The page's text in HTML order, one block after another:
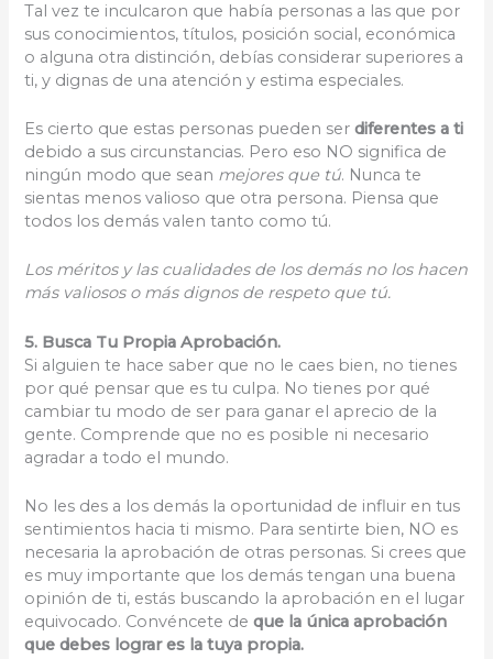
Tal vez te inculcaron que había personas a las que por
sus conocimientos, títulos, posición social, económica
o alguna otra distinción, debías considerar superiores a
ti, y dignas de una atención y estima especiales.
Es cierto que estas personas pueden serdiferentes a ti
debido a sus circunstancias. Pero eso NO significa de
ningún modo que sean mejores que tú. Nunca te
sientas menos valioso que otra persona. Piensa que
todos los demás valen tanto como tú.
Los méritos y las cualidades de los demás no los hacen
más valiosos o más dignos de respeto que tú.
5. Busca Tu Propia Aprobación.
Si alguien te hace saber que no le caes bien, no tienes
por qué pensar que es tu culpa. No tienes por qué
cambiar tu modo de ser para ganar el aprecio de la
gente. Comprende que no es posible ni necesario
agradar a todo el mundo.
No les des a los demás la oportunidad de influir en tus
sentimientos hacia ti mismo. Para sentirte bien, NO es
necesaria la aprobación de otras personas. Si crees que
es muy importante que los demás tengan una buena
opinión de ti, estás buscando la aprobación en el lugar
equivocado. Convéncete deque la única aprobación
que debes lograr es la tuya propia.